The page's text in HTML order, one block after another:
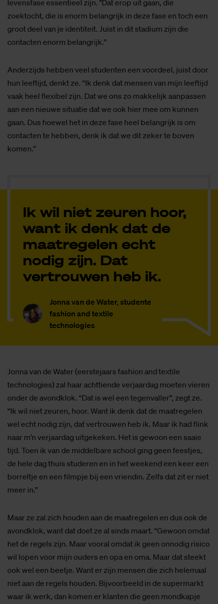
levensfase essentieel zijn. "Dat erop uit gaan, die
zoektocht, die is enorm belangrijk in deze fase en toch een
groot deel van je identiteit. Juist in dit stadium zijn die
contacten enorm belangrijk.”
Anderzijds hebben veel studenten een voordeel, juist door
hun leeftijd, denkt ze. “Ik denk dat mensen van mijn leeftijd
vaak heel flexibel zijn. Dat we ons zo makkelijk aanpassen
aan een nieuwe situatie dat we ook hier mee om kunnen
gaan. Dus hoewel het in deze fase heel belangrijk is om
contacten te hebben, denk ik dat we dit zeker te boven
komen.”
Ik wil niet zeuren hoor,
want ik denk dat de
maatregelen echt
nodig zijn. Dat
vertrouwen heb ik.
Jonna van de Water, studente
fashion and textile
technologies
Jonna van de Water (eerstejaars fashion and textile
technologies) zal haar achttiende verjaardag moeten vieren
onder de avondklok. “Dat is wel een tegenvaller”, zegt ze.
“Ik wil niet zeuren, hoor. Want ik denk dat de maatregelen
wel echt nodig zijn, dat vertrouwen heb ik. Maar ik had flink
naar m’n verjaardag uitgekeken. Het is gewoon een saaie
tijd. Toen ik van de middelbare school ging geen feestjes,
de hele dag thuis studeren en in het weekend een keer een
borreltje en een filmpje bij een vriendin. Zelfs dat zit er niet
meer in.”
Maar ze zal zich houden aan de maatregelen en dus ook de
avondklok, want dat doet ze al sinds maart. “Gewoon omdat
het de regels zijn. Maar vooral omdat ik geen onnodig risico
wil lopen voor mijn ouders en opa en oma. Maar dat steekt
ook wel een beetje. Want er zijn mensen die zich helemaal
niet aan de regels houden. Bijvoorbeeld in de supermarkt
waar ik werk, dan komen er klanten die geen mondkapje